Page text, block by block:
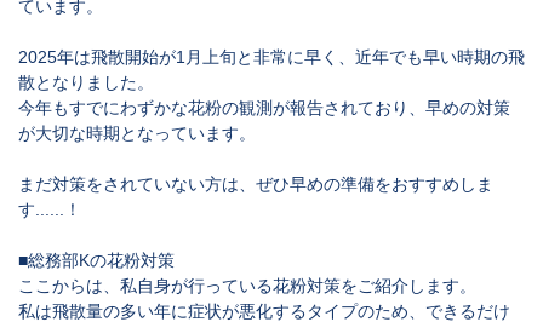
ています。
2025年は飛散開始が1月上旬と非常に早く、近年でも早い時期の飛
散となりました。
今年もすでにわずかな花粉の観測が報告されており、早めの対策
が大切な時期となっています。
まだ対策をされていない方は、ぜひ早めの準備をおすすめしま
す......！
■総務部Kの花粉対策
ここからは、私自身が行っている花粉対策をご紹介します。
私は飛散量の多い年に症状が悪化するタイプのため、できるだけ